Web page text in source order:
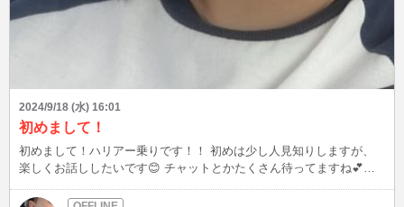
2024/9/18 (水) 16:01
初めまして！
初めまして！ハリアー乗りです！！ 初めは少し人見知りしますが、
楽しくお話ししたいです😊 チャットとかたくさん待ってますね💕🫣